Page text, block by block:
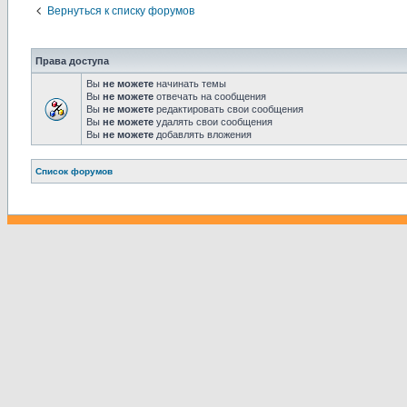
Вернуться к списку форумов
Права доступа
Вы не можете начинать темы
Вы не можете отвечать на сообщения
Вы не можете редактировать свои сообщения
Вы не можете удалять свои сообщения
Вы не можете добавлять вложения
Список форумов
Связаться с